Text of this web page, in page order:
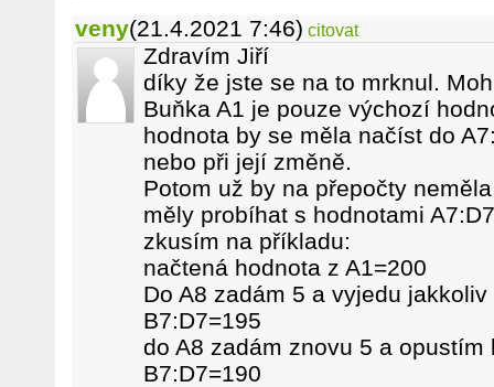
veny(21.4.2021 7:46) citovat
Zdravím Jiří
díky že jste se na to mrknul.
Buňka A1 je pouze výchozí
hodnota by se měla načíst do
nebo při její změně.
Potom už by na přepočty
měly probíhat s hodnotami A7:D7
zkusím na příkladu:
načtená hodnota z A1=200
Do A8 zadám 5 a vyjedu
B7:D7=195
do A8 zadám znovu 5 a opustím
B7:D7=190